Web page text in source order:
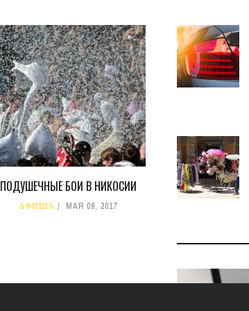
ПОДУШЕЧНЫЕ БОИ В НИКОСИИ
АФИША MAR 09, 2017